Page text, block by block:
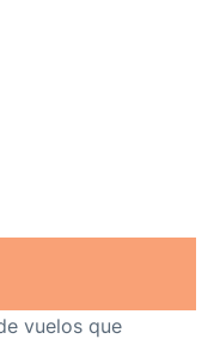
vuelos que